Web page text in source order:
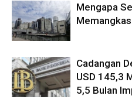
Mengapa
Cadangan
USD 145,3
5,5 Bulan